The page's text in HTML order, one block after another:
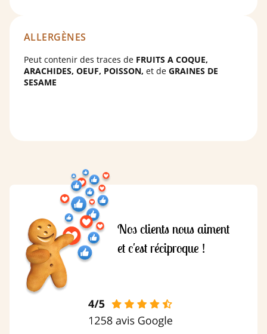
ALLERGÈNES
Peut contenir des traces de FRUITS A COQUE,
ARACHIDES, OEUF, POISSON, et de GRAINES DE
SESAME
Nos clients nous aiment
et c'est réciproque !